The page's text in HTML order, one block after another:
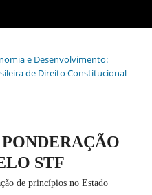
e Desenvolvimento:
de Direito Constitucional
STF
de princípios no Estado